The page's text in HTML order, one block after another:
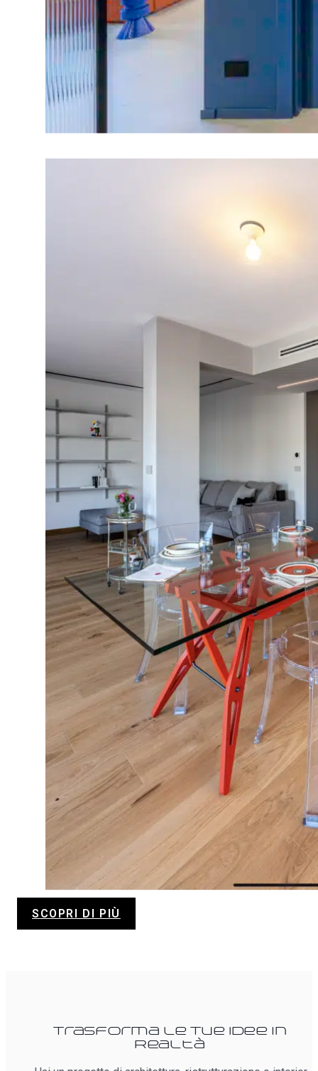
SCOPRI DI PIÙ
Trasforma le Tue Idee in
Realtà